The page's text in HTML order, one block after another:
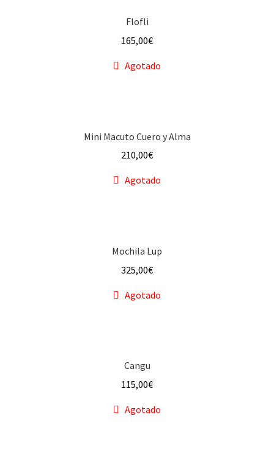
Flofli
165,00€
Agotado
Mini Macuto Cuero y Alma
210,00€
Agotado
Mochila Lup
325,00€
Agotado
Cangu
115,00€
Agotado